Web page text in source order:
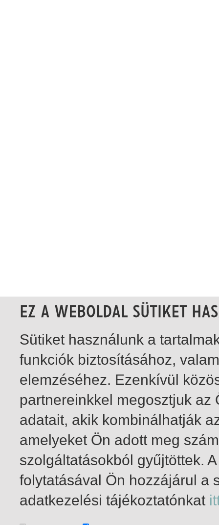
1-1 / összesen 1 találat
Sütiket használunk a
funkciók biztosításához,
elemzéséhez. Ezenkívül
partnereinkkel megosztjuk
adatait, akik kombinálhatják
amelyeket Ön adott meg
szolgáltatásokból gyűjtöttek.
folytatásával Ön hozzájárul a
adatkezelési tájékoztatónkat